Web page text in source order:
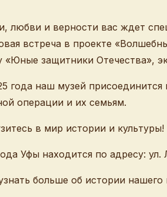
любви и верности вас ждет
встреча в проекте
«Юные защитники Отечества»,
года наш музей
операции и их семьям.
в мир истории и культуры!
Уфы находится по адресу:
больше об истории